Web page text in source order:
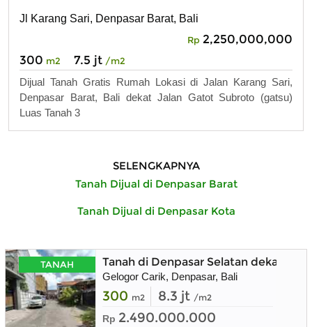
Jl Karang Sari, Denpasar Barat, Bali
Rp 2,250,000,000
300 m2 7.5 jt /m2
Dijual Tanah Gratis Rumah Lokasi di Jalan Karang Sari,
Denpasar Barat, Bali dekat Jalan Gatot Subroto (gatsu)
Luas Tanah 3
SELENGKAPNYA
Tanah Dijual di Denpasar Barat
Tanah Dijual di Denpasar Kota
TANAH Tanah di Denpasar Selatan dekat
Gelogor Carik, Denpasar, Bali
300 m2 8.3 jt /m2
Rp 2.490.000.000